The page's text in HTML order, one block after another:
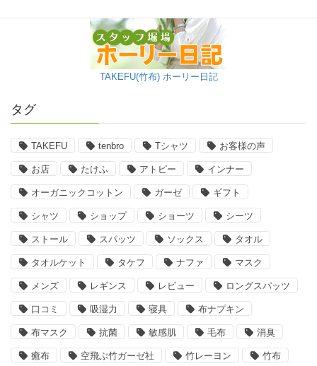
TAKEFU(竹布) ホーリー日記
タグ
TAKEFU tenbro Tシャツ お客様の声
お店 たけふ アトピー インナー
オーガニックコットン ガーゼ ギフト
シャツ ショップ ショーツ シーツ
ストール スパッツ ソックス タオル
タオルケット タケフ ナファ マスク
メンズ レギンス レビュー ロングスパッツ
口コミ 吸湿力 寝具 布ナプキン
布マスク 抗菌 敏感肌 毛布 消臭
癒布 空飛ぶ竹ガーゼ社 竹レーヨン 竹布